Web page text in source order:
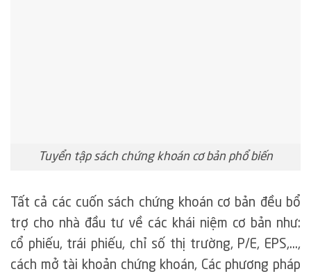
Tuyển tập sách chứng khoán cơ bản phổ biến
Tất cả các cuốn sách chứng khoán cơ bản đều bổ
trợ cho nhà đầu tư về các khái niệm cơ bản như:
cổ phiếu, trái phiếu, chỉ số thị trường, P/E, EPS,…,
cách mở tài khoản chứng khoán, Các phương pháp